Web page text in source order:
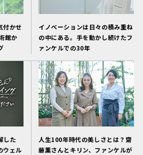
付かせ
館か
イノベーションは日々の積み重ね
の中にある。手を動かし続けたフ
ァンケルでの30年
した
ウェル
人生100年時代の美しさとは？齋
藤薫さんとキリン、ファンケルが